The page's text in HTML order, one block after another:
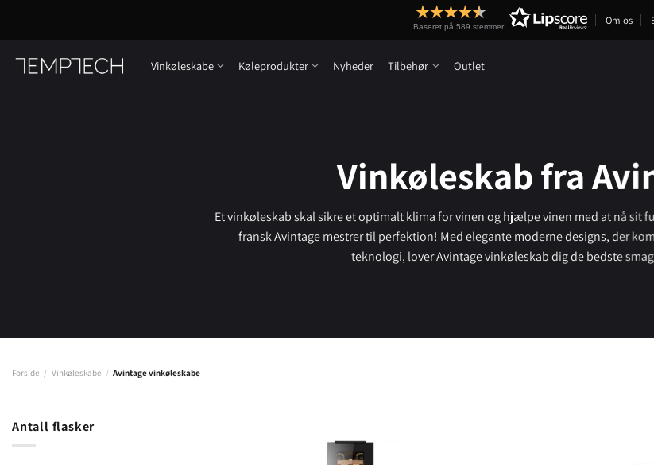
Baseret på 589 stemmer Om os
Vinkøleskabe Køleprodukter Nyheder Tilbehør Outlet
Vinkøleskab fra
Et vinkøleskab skal sikre et optimalt klima for vinen og hjælpe vinen med at nå sit
fransk Avintage mestrer til perfektion! Med elegante moderne designs, der
teknologi, lover Avintage vinkøleskab dig de bedste
Forside / Vinkøleskabe / Avintage vinkøleskabe
Antall flasker